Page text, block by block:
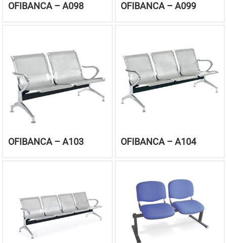
OFIBANCA – A098 OFIBANCA – A099
OFIBANCA – A103 OFIBANCA – A104